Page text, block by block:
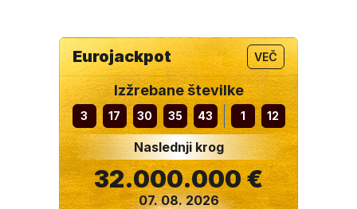
Eurojackpot VEČ
Izžrebane številke
3 17 30 35 43 1 12
Naslednji krog
32.000.000 €
07. 08. 2026